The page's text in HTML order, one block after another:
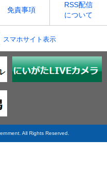
免責事項
RSS配信
について
スマホサイト表示
All Rights Reserved.